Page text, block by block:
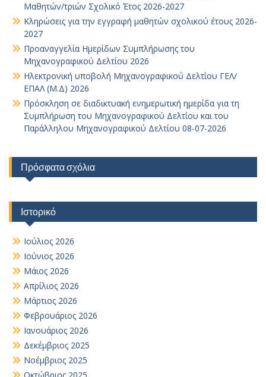
Μαθητών/τριών Σχολικό Έτος 2026-2027
Κληρώσεις για την εγγραφή μαθητών σχολικού έτους 2026-
2027
Προαναγγελία Ημερίδων Συμπλήρωσης του
Μηχανογραφικού Δελτίου 2026
Ηλεκτρονική υποβολή Μηχανογραφικού Δελτίου ΓΕΛ/
ΕΠΑΛ (Μ.Δ) 2026
Πρόσκληση σε διαδικτυακή ενημερωτική ημερίδα για τη
Συμπλήρωση του Μηχανογραφικού Δελτίου και του
Παράλληλου Μηχανογραφικού Δελτίου 08-07-2026
Πρόσφατα σχόλια
Ιστορικό
Ιούλιος 2026
Ιούνιος 2026
Μάιος 2026
Απρίλιος 2026
Μάρτιος 2026
Φεβρουάριος 2026
Ιανουάριος 2026
Δεκέμβριος 2025
Νοέμβριος 2025